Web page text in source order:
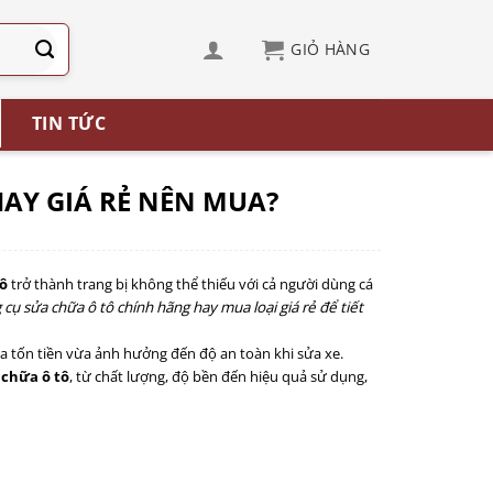
TIN TỨC
GIÁ RẺ NÊN MUA?
trở thành trang bị không thể thiếu với cả người dùng cá
sửa chữa ô tô chính hãng hay mua loại giá rẻ để tiết
tốn tiền vừa ảnh hưởng đến độ an toàn khi sửa xe.
ô tô, từ chất lượng, độ bền đến hiệu quả sử dụng,